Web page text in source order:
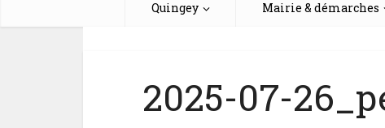
Quingey Mairie & démarches
2025-07-